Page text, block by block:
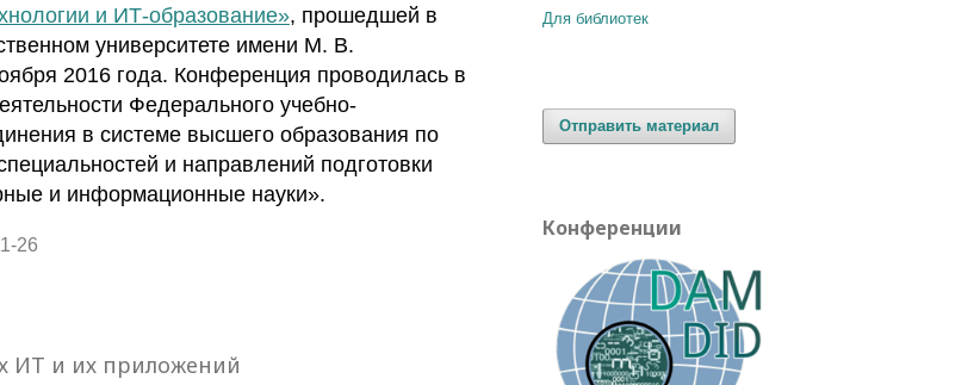
и ИТ-образование», прошедшей в
университете имени М. В.
2016 года. Конференция проводилась в
Федерального учебно-
в системе высшего образования по
и направлений подготовки
и информационные науки».
26
ИТ и их приложений
Для библиотек
Отправить материал
Конференции